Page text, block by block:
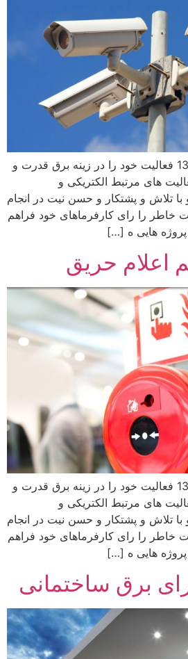
این شرکت در سال 1385 فعالیت خود را در زینه برق قدرت و
های مرتبط الکتریکی و
تلاش و پشتکار و حسن نیت در انجام
را رای کارفرماهای خود فراهم
هایی ه […]
حریق
این شرکت در سال 1385 فعالیت خود را در زینه برق قدرت و
های مرتبط الکتریکی و
تلاش و پشتکار و حسن نیت در انجام
را رای کارفرماهای خود فراهم
هایی ه […]
برق ساختمانی